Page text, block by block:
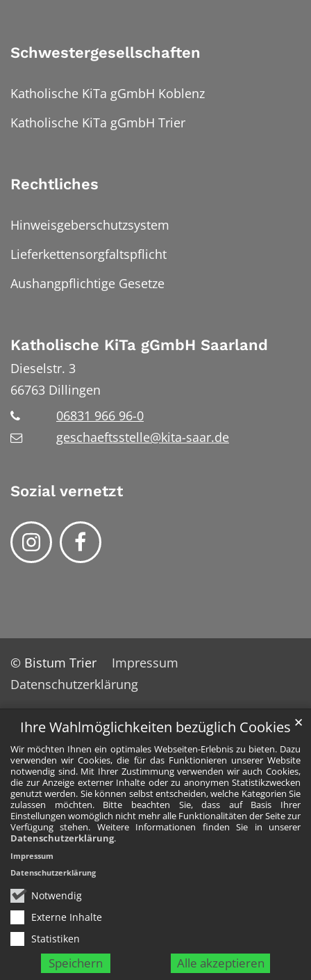
Ihre Wahlmöglichkeiten bezüglich Cookies
Wir möchten Ihnen ein optimales Webseiten-Erlebnis zu bieten. Dazu
verwenden wir Cookies, die für das Funktionieren unserer Website
notwendig sind. Mit Ihrer Zustimmung verwenden wir auch Cookies,
die zur Anzeige externer Inhalte oder zu anonymen Statistikzwecken
genutzt werden. Sie können selbst entscheiden, welche Kategorien Sie
zulassen möchten. Bitte beachten Sie, dass auf Basis Ihrer
Einstellungen womöglich nicht mehr alle Funktionalitäten der Seite zur
Verfügung stehen. Weitere Informationen finden Sie in unserer
Datenschutzerklärung.
Notwendig
Externe Inhalte
Statistiken
Speichern Alle akzeptieren
✕
Impressum
Datenschutzerklärung
Schwestergesellschaften
Katholische KiTa gGmbH Koblenz
Katholische KiTa gGmbH Trier
Rechtliches
Hinweisgeberschutzsystem
Lieferkettensorgfaltspflicht
Aushangpflichtige Gesetze
Katholische KiTa gGmbH Saarland
Dieselstr. 3
66763 Dillingen
06831 966 96-0
geschaeftsstelle@kita-saar.de
Sozial vernetzt
© Bistum Trier
Impressum
Datenschutzerklärung